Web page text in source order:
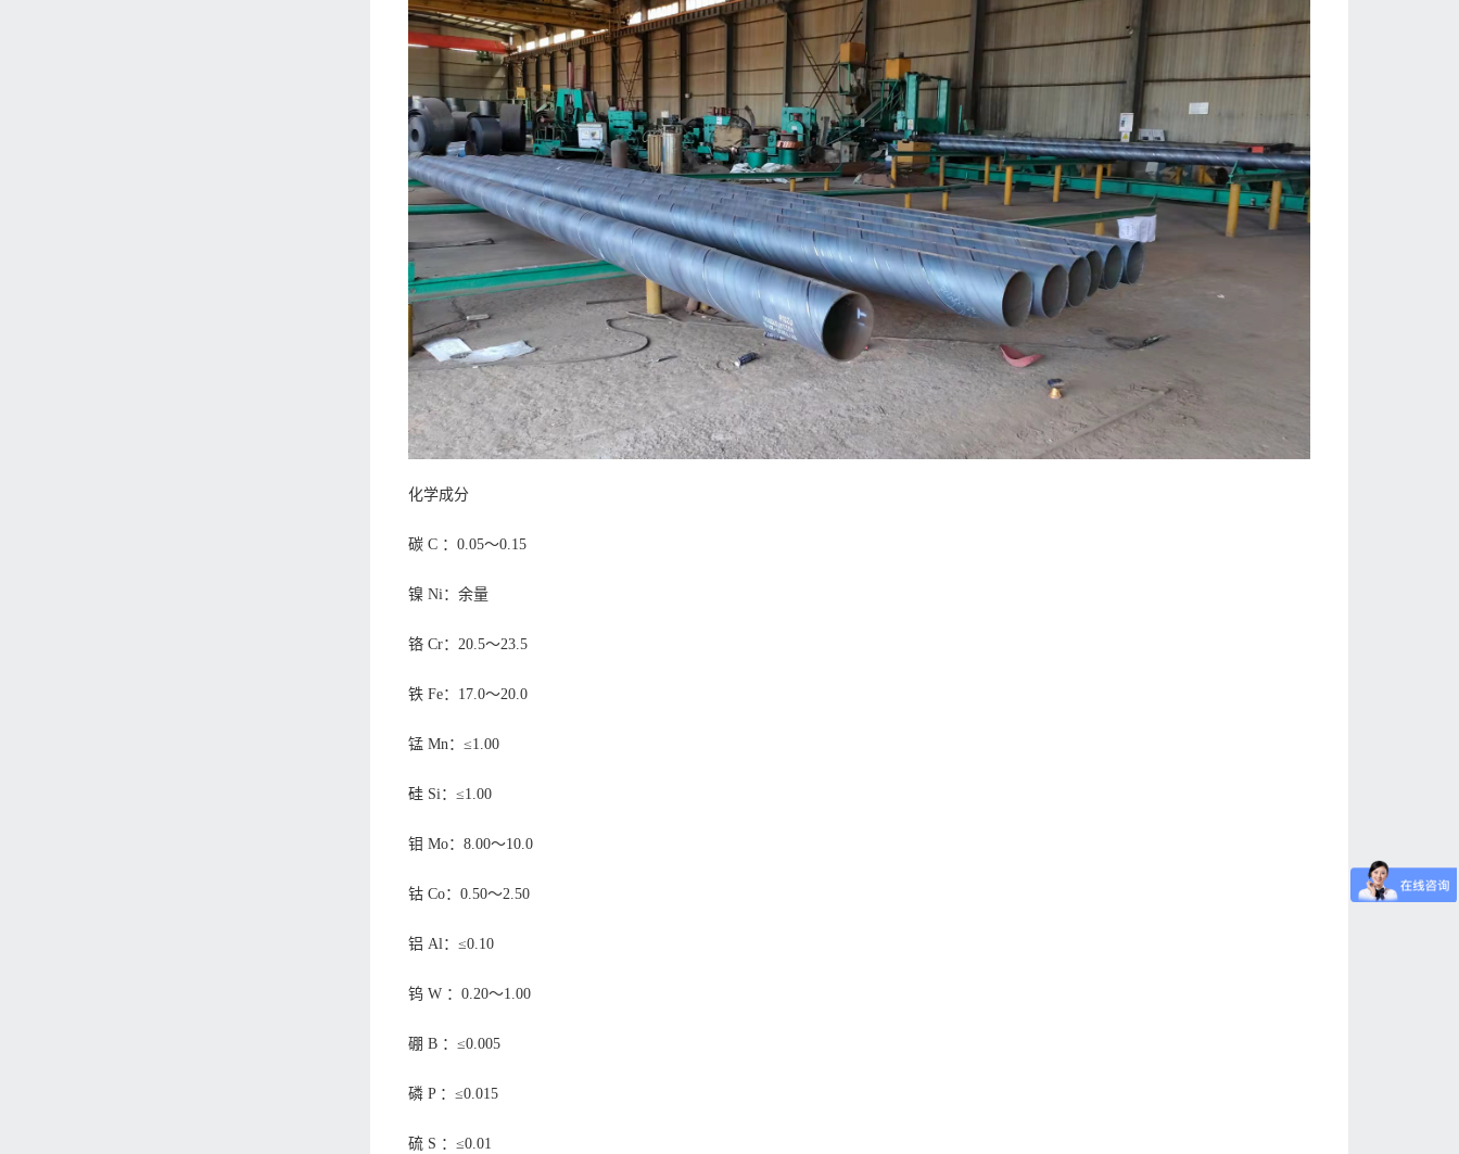
化学成分
碳 C ：0.05～0.15
镍 Ni：余量
铬 Cr：20.5～23.5
铁 Fe：17.0～20.0
锰 Mn：≤1.00
硅 Si：≤1.00
钼 Mo：8.00～10.0
钴 Co：0.50～2.50
铝 Al：≤0.10
钨 W ：0.20～1.00
硼 B ：≤0.005
磷 P ：≤0.015
硫 S ：≤0.01